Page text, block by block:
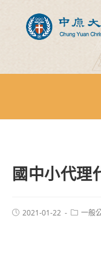
國中小代理
2021-01-22 一般